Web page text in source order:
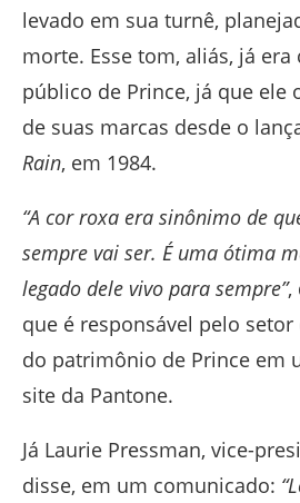
levado em sua turnê,
morte. Esse tom, aliás, já
público de Prince, já que ele
de suas marcas desde o
Rain, em 1984.
“A cor roxa era sinônimo de
sempre vai ser. É uma ótima
legado dele vivo para sempre”,
que é responsável pelo
do patrimônio de Prince em
site da Pantone.
Já Laurie Pressman, vice-
disse, em um comunicado: